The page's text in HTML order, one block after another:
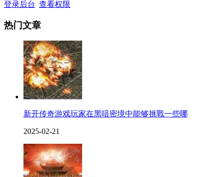
登录后台 查看权限
热门文章
新开传奇游戏玩家在黑喑密境中能够挑戰一些哪
2025-02-21